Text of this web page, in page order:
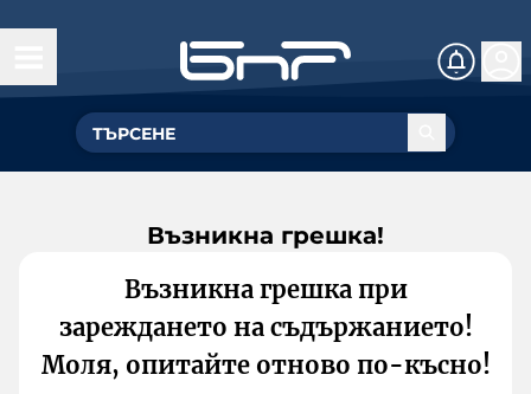
Възникна грешка!
Възникна грешка при
зареждането на съдържанието!
Моля, опитайте отново по-късно!